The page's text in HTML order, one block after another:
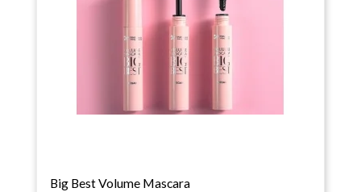
Big Best Volume Mascara